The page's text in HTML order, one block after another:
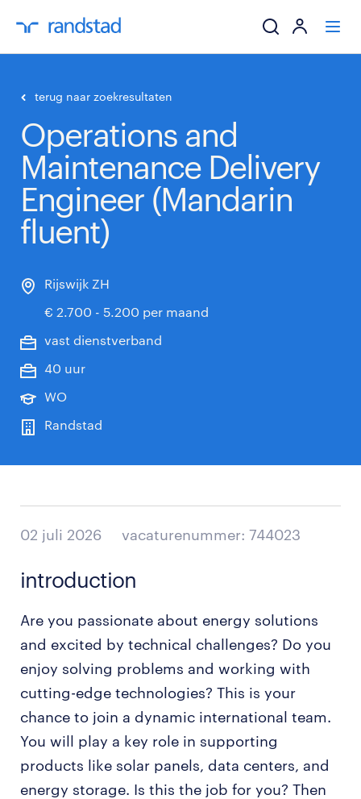
werkgevers
mijn carrière
terug naar zoekresultaten
Operations and
Maintenance Delivery
Engineer (Mandarin
fluent)
Rijswijk ZH
€ 2.700 - 5.200 per maand
vast dienstverband
40 uur
WO
Randstad
02 juli 2026 vacaturenummer: 744023
introduction
Are you passionate about energy solutions
and excited by technical challenges? Do you
enjoy solving problems and working with
cutting-edge technologies? This is your
chance to join a dynamic international team.
You will play a key role in supporting
products like solar panels, data centers, and
energy storage. Is this the job for you? Then